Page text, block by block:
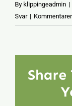
By klippingeadmin |
Svar |
Share